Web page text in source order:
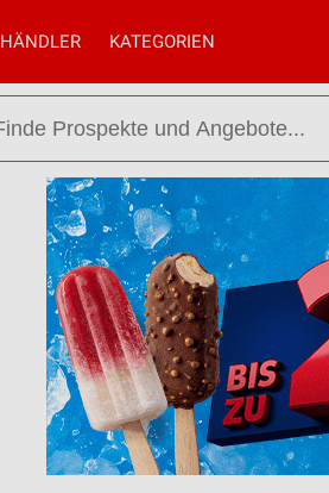
HÄNDLER KATEGORIEN